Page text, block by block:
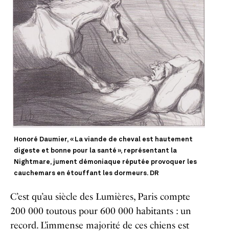
Honoré Daumier, « La viande de cheval est hautement
digeste et bonne pour la santé », représentant la
Nightmare, jument démoniaque réputée provoquer les
cauchemars en étouffant les dormeurs. DR
C’est qu’au siècle des Lumières, Paris compte
200 000 toutous pour 600 000 habitants : un
record. L’immense majorité de ces chiens est